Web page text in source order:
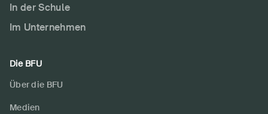
In der Schule
Im Unternehmen
Die BFU
Über die BFU
Medien